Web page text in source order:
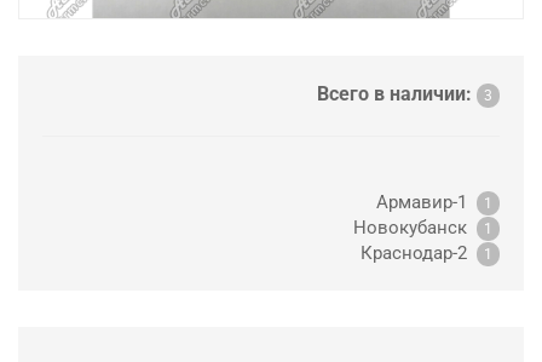
Всего в наличии: 3
Армавир-1 1
Новокубанск 1
Краснодар-2 1